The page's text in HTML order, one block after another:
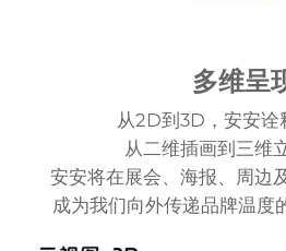
多维呈
从2D到3D，安安诠
从二维插画到三维
安安将在展会、海报、周边
成为我们向外传递品牌温度